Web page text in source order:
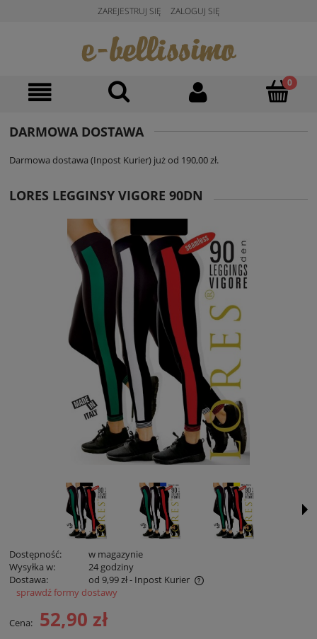
ZAREJESTRUJ SIĘ ZALOGUJ SIĘ
DARMOWA DOSTAWA
Darmowa dostawa (Inpost Kurier) już od 190,00 zł.
LORES LEGGINSY VIGORE 90DN
Dostępność:
w magazynie
Wysyłka w:
24 godziny
Dostawa:
od 9,99 zł- Inpost Kurier
Cena zawiera koszty płatności online
sprawdź formy dostawy
Cena: 52,90 zł